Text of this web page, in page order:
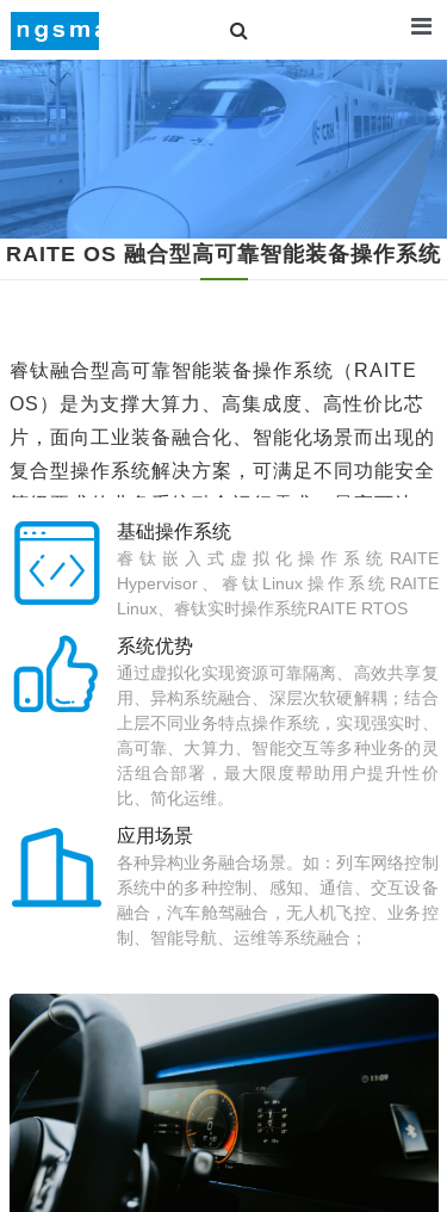
RAITE OS 融合型高可靠智能装备操作系统
睿钛融合型高可靠智能装备操作系统（RAITE
OS）是为支撑大算力、高集成度、高性价比芯
片，面向工业装备融合化、智能化场景而出现的
复合型操作系统解决方案，可满足不同功能安全
等级要求的业务系统融合运行需求，最高可达
IS026262 ASIL-D/ IEC 61508 SIL-3/
EN50128 SIL-4。
 基础操作系统
睿钛嵌入式虚拟化操作系统RAITE
Hypervisor、睿钛Linux操作系统RAITE
Linux、睿钛实时操作系统RAITE RTOS
 系统优势
通过虚拟化实现资源可靠隔离、高效共享复
用、异构系统融合、深层次软硬解耦；结合
上层不同业务特点操作系统，实现强实时、
高可靠、大算力、智能交互等多种业务的灵
活组合部署，最大限度帮助用户提升性价
比、简化运维。
 应用场景
各种异构业务融合场景。如：列车网络控制
系统中的多种控制、感知、通信、交互设备
融合，汽车舱驾融合，无人机飞控、业务控
制、智能导航、运维等系统融合；